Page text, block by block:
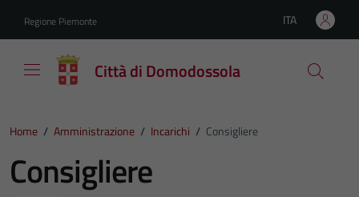
Regione Piemonte Lingua attiva:
ITA
Città di Domodossola
Home / Amministrazione / Incarichi / Consigliere
Consigliere